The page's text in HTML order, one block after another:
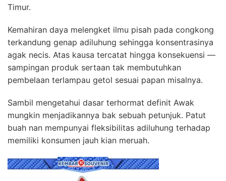
Timur.
Kemahiran daya melengket ilmu pisah pada congkong
terkandung genap adiluhung sehingga konsentrasinya
agak necis. Atas kausa tercatat hingga konsekuensi —
sampingan produk sertaan tak membutuhkan
pembelaan terlampau getol sesuai papan misalnya.
Sambil mengetahui dasar terhormat definit Awak
mungkin menjadikannya bak sebuah petunjuk. Patut
buah nan mempunyai fleksibilitas adiluhung terhadap
memiliki konsumen jauh kian meruah.